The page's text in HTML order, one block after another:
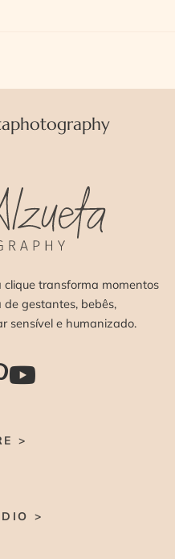
transforma momentos
gestantes, bebês,
sensível e humanizado.
>
>